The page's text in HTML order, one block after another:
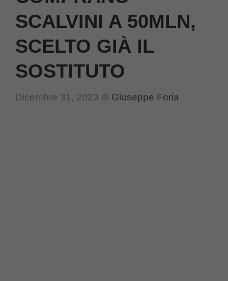
SCALVINI A 50MLN,
SCELTO GIÀ IL
SOSTITUTO
Dicembre 31, 2023 di Giuseppe Foria